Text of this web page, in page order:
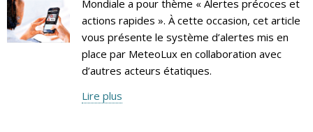
Mondiale a pour thème « Alertes précoces et
actions rapides ». À cette occasion, cet article
vous présente le système d’alertes mis en
place par MeteoLux en collaboration avec
d’autres acteurs étatiques.
Lire plus